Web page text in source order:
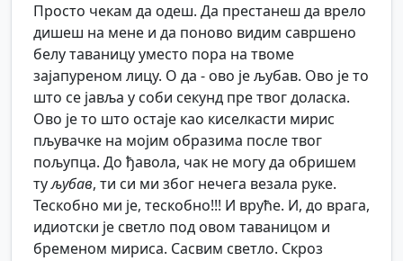
Просто чекам да одеш. Да престанеш да врело
дишеш на мене и да поново видим савршено
белу таваницу уместо пора на твоме
зајапуреном лицу. О да - ово је љубав. Ово је то
што се јавља у соби секунд пре твог доласка.
Ово је то што остаје као киселкасти мирис
пљувачке на мојим образима после твог
пољупца. До ђавола, чак не могу да обришем
туљубав, ти си ми због нечега везала руке.
Тескобно ми је, тескобно!!! И вруће. И, до врага,
идиотски је светло под овом таваницом и
бременом мириса. Сасвим светло. Скроз